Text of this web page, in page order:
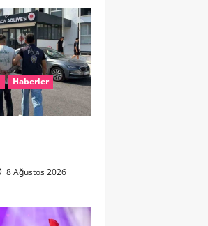
Haberler
8 Ağustos 2026